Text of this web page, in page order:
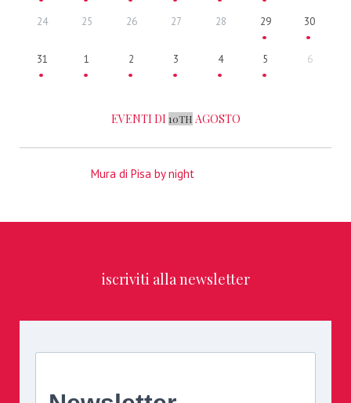
24 25 26 27 28 29 30
31 1 2 3 4 5 6
EVENTI DI 10TH AGOSTO
Mura di Pisa by night
iscriviti alla newsletter